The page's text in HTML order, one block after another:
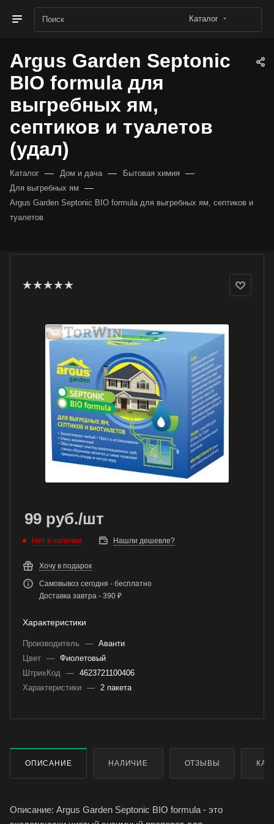
Каталог
Argus Garden Septonic
BIO formula для
выгребных ям,
септиков и туалетов
(удал)
Каталог — Дом и дача — Бытовая химия —
Для выгребных ям —
Argus Garden Septonic BIO formula для выгребных ям, септиков и
туалетов
99 руб./шт
Нет в наличии Нашли дешевле?
Хочу в подарок
Самовывоз сегодня - бесплатно
Доставка завтра - 390 ₽
Характеристики
Производитель — Аванти
Цвет — Фиолетовый
ШтрихКод — 4623721100406
Характеристики — 2 пакета
ОПИСАНИЕ НАЛИЧИЕ ОТЗЫВЫ
Описание: Argus Garden Septonic BIO formula - это